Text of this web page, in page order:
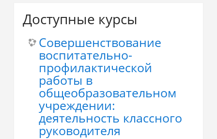
Доступные курсы
Совершенствование
воспитательно-
профилактической
работы в
общеобразовательном
учреждении:
деятельность классного
руководителя